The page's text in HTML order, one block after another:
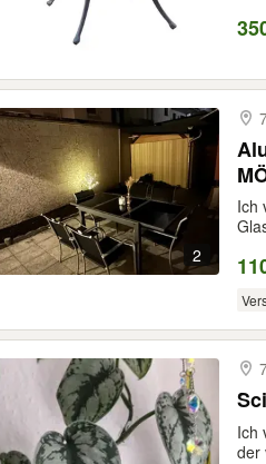
2
Ich
Ich
der